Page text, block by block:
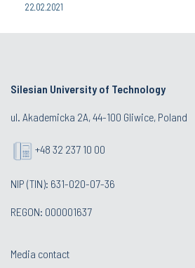
22.02.2021
Silesian University of Technology
ul. Akademicka 2A, 44-100 Gliwice, Poland
+48 32 237 10 00
NIP (TIN): 631-020-07-36
REGON: 000001637
Media contact